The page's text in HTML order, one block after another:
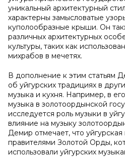
уникальный архитектурный
характерны замысловатые
куполообразные крыши. Он
различных архитектурных
культуры, таких как
михрабов в мечетях.
В дополнение к этим статьям
об уйгурских традициях в
музыка и кухня. Например, в
музыка в золотоордынской
исследуется роль музыки в
влияние на музыку
Демир отмечает, что
правителями Золотой Орды,
использовали уйгурских